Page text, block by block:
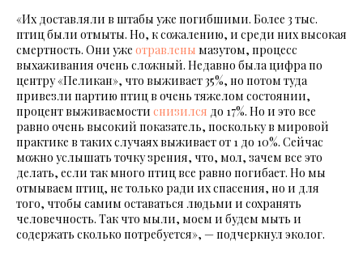
«Их доставляли в штабы уже погибшими. Более 3 тыс.
птиц были отмыты. Но, к сожалению, и среди них высокая
смертность. Они уже отравлены мазутом, процесс
выхаживания очень сложный. Недавно была цифра по
центру «Пеликан», что выживает 35%, но потом туда
привезли партию птиц в очень тяжелом состоянии,
процент выживаемости снизился до 17%. Но и это все
равно очень высокий показатель, поскольку в мировой
практике в таких случаях выживает от 1 до 10%. Сейчас
можно услышать точку зрения, что, мол, зачем все это
делать, если так много птиц все равно погибает. Но мы
отмываем птиц, не только ради их спасения, но и для
того, чтобы самим оставаться людьми и сохранять
человечность. Так что мыли, моем и будем мыть и
содержать сколько потребуется», — подчеркнул эколог.